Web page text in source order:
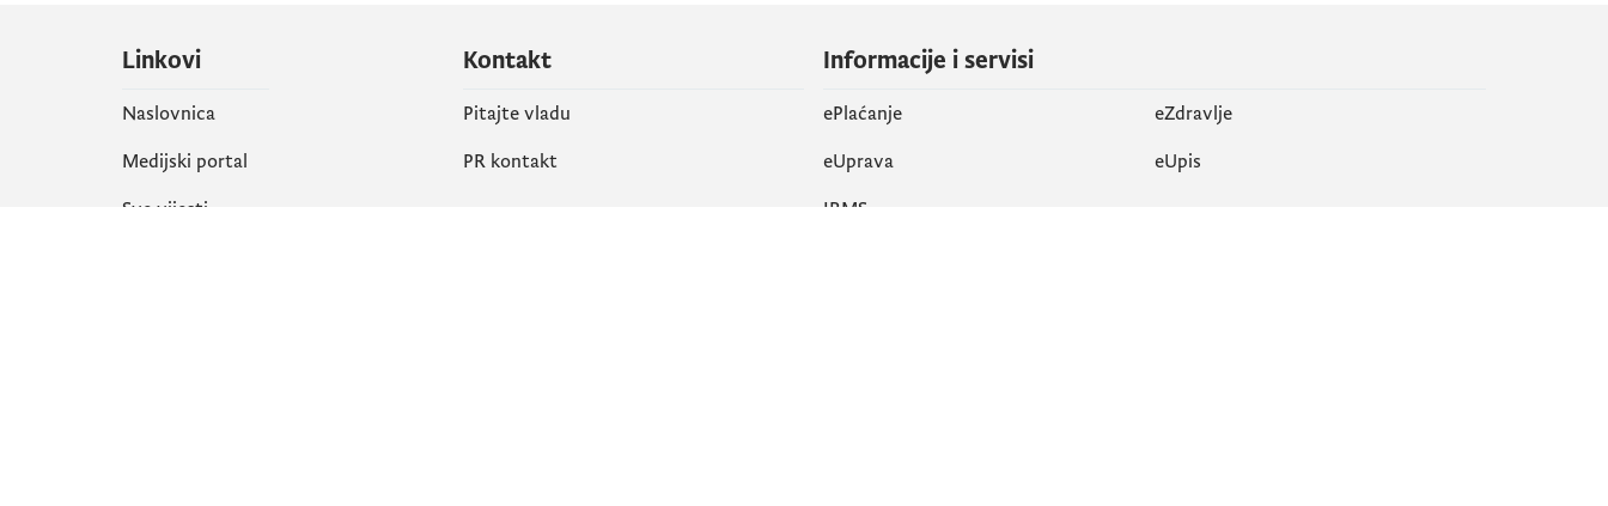
Linkovi
Naslovnica
Medijski portal
Sve vijesti
Kontakt
Pitajte vladu
PR kontakt
Informacije i servisi
ePlaćanje
eZdravlje
eUprava
еUpis
IRMS